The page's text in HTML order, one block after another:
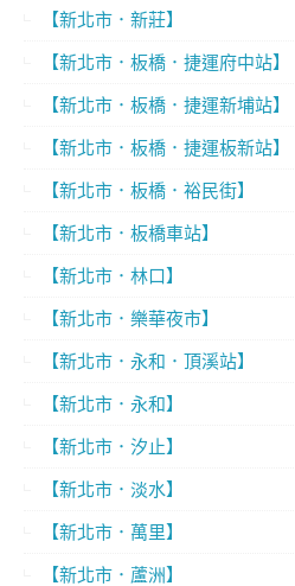
【新北市．新莊】
【新北市．板橋．捷運府中站】
【新北市．板橋．捷運新埔站】
【新北市．板橋．捷運板新站】
【新北市．板橋．裕民街】
【新北市．板橋車站】
【新北市．林口】
【新北市．樂華夜市】
【新北市．永和．頂溪站】
【新北市．永和】
【新北市．汐止】
【新北市．淡水】
【新北市．萬里】
【新北市．蘆洲】